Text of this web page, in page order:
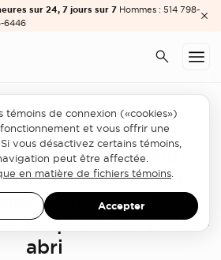
sur 24, 7 jours sur 7 Hommes : 514 798-
6446
Urgence
: Nouveaux
facilement
et axés sur le
les personnes sans-
abri
témoins de connexion («cookies»)
et vous offrir une
vous désactivez certains témoins,
peut être affectée.
en matière de fichiers témoins
Accepter